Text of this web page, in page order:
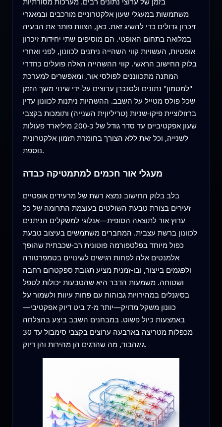
משתמשות במעגלי שעון אלקטרוניים מורכבים ובמאגרי
זיכרון גדולים כדי להשיג זאת. כאן, הצוות פותר את הבעיה
במלואה בתחום האופטי. הם מוסיפים שתי יחידות זיכרון
אופטיות, העשויות קווי השהייה ניתנים לכוונון, לפני ואחרי
בלוק החישוב הראשי. קווי ההשהייה האלה פועלים כחדרי
המתנה מתכווננים לפולסי אור, ומאפשרים למערכת
"למטמון" נתונים ולסנכרן ערוצים על‑ידי שינוי משך הזמן
שכל פולס מטייל על השבב. ההשהיות ניתנות לכוונון עדין
ברזולוציית פיקו‑שניות (טריליוןית השנייה) ותומכות בקצבי
שעון אפקטיביים עד סדר גודל של כ‑200 מיליארד פעולות
לשנייה, וכל זאת ללא הצורך בחומרת תזמון אלקטרונית
נוספת.
מעגלי אור חכמים למתמטיקה כבדה
בלב בלוק החישוב נמצא רשת של מרעידים אופטיים
זעירים בצורת טבעת השולטים בעוצמת התרומה של כל
ערוץ אור לתוצאה הסופית—אנלוגי למשקלים הניתנים
לכוונון ברשת עצבית. המחברים משתמשים בעיצוב טבעת
כפול מיוחד בפלטפורמה פוטונית רב‑שכבתית שהופך
אלמנטים אלה לפחות רגישים לשינויים בטמפרטורה
ולפגמים בייצור, ובו‑זמנית מציע תגובת ספקטרום רחבה
ושטוחה. משמעות הדבר היא שהטבעות יכולות לטפל
בסיגנלים במהירויות גבוהות עם פחות עיוות ולשמור על
כוונון משקל מדויק—יותר מ‑7 ביט דיוק אפקטיבי—
באמצעות כיול פשוט. במבחנים השבב ביצע בהצלחה
מכפלות מטריצה בארבעה ערוצים בקצבי סימבול עד 30
גיגהבוד, מה שהדגים הן מהירות והן דיוק.